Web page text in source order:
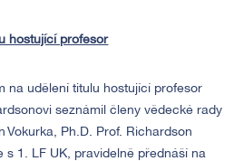
hostující profesor
na udělení titulu hostující profesor
seznámil členy vědecké rady
Vokurka, Ph.D. Prof. Richardson
s 1. LF UK, pravidelně přednáší na